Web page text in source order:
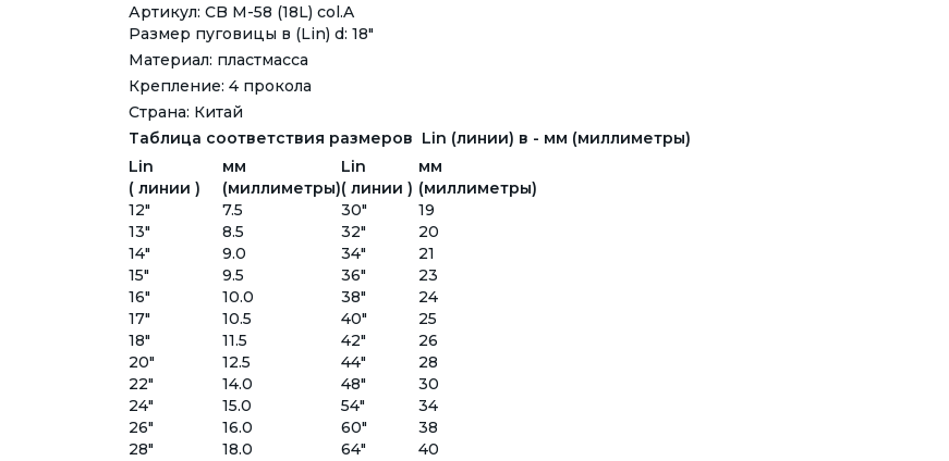
Артикул: CB M-58 (18L) col.A
Размер пуговицы в (Lin) d: 18"
Материал: пластмасса
Крепление: 4 прокола
Страна: Китай
Таблица соответствия размеров Lin (линии) в - мм (миллиметры)
Lin
мм Lin
мм
( линии )
(миллиметры)( линии ) (миллиметры)
12"
7.5 30"
19
13"
8.5 32"
20
14"
9.0 34"
21
15"
9.5 36"
23
16"
10.0 38"
24
17"
10.5 40"
25
18"
11.5 42"
26
20"
12.5 44"
28
22"
14.0 48"
30
24"
15.0 54"
34
26"
16.0 60"
38
28"
18.0 64" 40